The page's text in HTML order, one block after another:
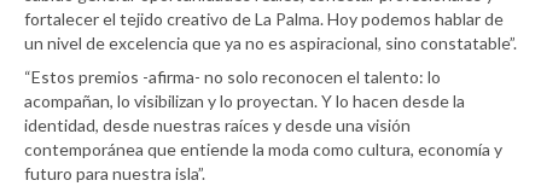
fortalecer el tejido creativo de La Palma. Hoy podemos hablar de
un nivel de excelencia que ya no es aspiracional, sino constatable”.
“Estos premios -afirma- no solo reconocen el talento: lo
acompañan, lo visibilizan y lo proyectan. Y lo hacen desde la
identidad, desde nuestras raíces y desde una visión
contemporánea que entiende la moda como cultura, economía y
futuro para nuestra isla”.